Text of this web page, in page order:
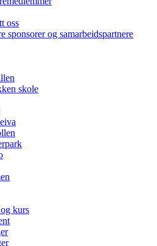
oss
sponsorer og samarbeidspartnere
skole
kurs